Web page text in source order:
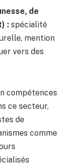
de
: spécialité
mention
vers des
compétences
ce secteur,
de
comme